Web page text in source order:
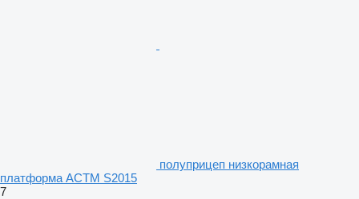
полуприцеп низкорамная
платформа ACTM S2015
7